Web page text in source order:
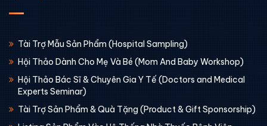
Tài Trợ Mẫu Sản Phẩm (Hospital Sampling)
Hội Thảo Dành Cho Mẹ Và Bé (Mom And Baby Workshop)
Hội Thảo Bác Sĩ & Chuyên Gia Y Tế (Doctors and Medical
Experts Seminar)
Tài Trợ Sản Phẩm & Quà Tặng (Product & Gift Sponsorship)